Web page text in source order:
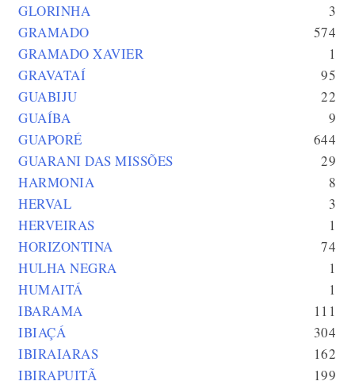
GLORINHA
3
GRAMADO
574
GRAMADO XAVIER
1
GRAVATAÍ
95
GUABIJU
22
GUAÍBA
9
GUAPORÉ
644
GUARANI DAS MISSÕES
29
HARMONIA
8
HERVAL
3
HERVEIRAS
1
HORIZONTINA
74
HULHA NEGRA
1
HUMAITÁ
1
IBARAMA
111
IBIAÇÁ
304
IBIRAIARAS
162
IBIRAPUITÃ
199